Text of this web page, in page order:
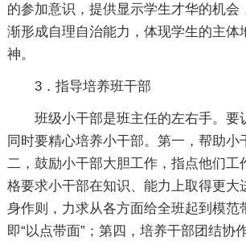
的参加意识，提供显示学生才华的机会
渐形成自理自治能力，体现学生的主体
神。
3．指导培养班干部
班级小干部是班主任的左右手。要
同时要精心培养小干部。第一，帮助小
二，鼓励小干部大胆工作，指点他们工
格要求小干部在知识、能力上取得更大
身作则，力求从各方面给全班起到模范
即“以点带面”；第四，培养干部团结协